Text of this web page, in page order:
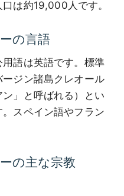
は約19,000人です。
の言語
語は英語です。標準
ジン諸島クレオール
」と呼ばれる）とい
スペイン語やフラン
の主な宗教